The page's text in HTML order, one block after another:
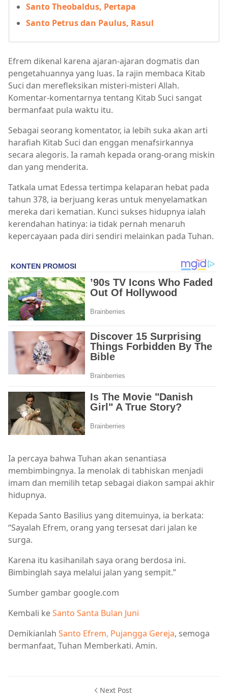
Santo Theobaldus, Pertapa
Santo Petrus dan Paulus, Rasul
Efrem dikenal karena ajaran-ajaran dogmatis dan
pengetahuannya yang luas. Ia rajin membaca Kitab
Suci dan merefleksikan misteri-misteri Allah.
Komentar-komentarnya tentang Kitab Suci sangat
bermanfaat pula waktu itu.
Sebagai seorang komentator, ia lebih suka akan arti
harafiah Kitab Suci dan enggan menafsirkannya
secara alegoris. Ia ramah kepada orang-orang miskin
dan yang menderita.
Tatkala umat Edessa tertimpa kelaparan hebat pada
tahun 378, ia berjuang keras untuk menyelamatkan
mereka dari kematian. Kunci sukses hidupnya ialah
kerendahan hatinya: ia tidak pernah menaruh
kepercayaan pada diri sendiri melainkan pada Tuhan.
Ia percaya bahwa Tuhan akan senantiasa
membimbingnya. Ia menolak di tabhiskan menjadi
imam dan memilih tetap sebagai diakon sampai akhir
hidupnya.
Kepada Santo Basilius yang ditemuinya, ia berkata:
“Sayalah Efrem, orang yang tersesat dari jalan ke
surga.
Karena itu kasihanilah saya orang berdosa ini.
Bimbinglah saya melalui jalan yang sempit.”
Sumber gambar google.com
Kembali keSanto Santa Bulan Juni
Demikianlah Santo Efrem, Pujangga Gereja, semoga
bermanfaat, Tuhan Memberkati. Amin.
Next Post